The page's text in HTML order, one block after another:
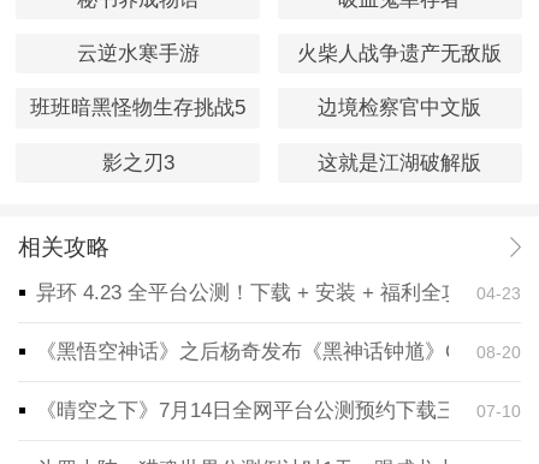
云逆水寒手游 火柴人战争遗产无敌版
班班暗黑怪物生存挑战5 边境检察官中文版
影之刃3 这就是江湖破解版
相关攻略
异环 4.23 全平台公测！下载 + 安装 + 福利全攻略，一
04-23
《黑悟空神话》之后杨奇发布《黑神话钟馗》CG！预
08-20
《晴空之下》7月14日全网平台公测预约下载三端同步
07-10